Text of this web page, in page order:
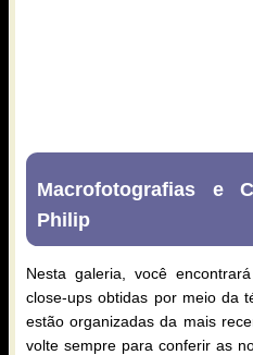
Macrofotografias e
Philip
Nesta galeria, você
close-ups obtidas por meio da
estão organizadas da mais
volte sempre para conferir as